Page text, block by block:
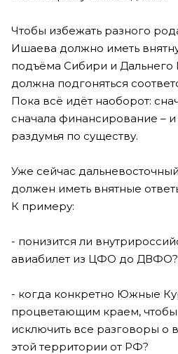
Чтобы избежать разного
Ишаева должно иметь
подъёма Сибири и Дальнего
должна подгоняться
Пока всё идёт наоборот:
сначала финансирование –
раздумья по существу.
Уже сейчас
должен иметь внятные
К примеру:
- понизится ли
авиабилет из ЦФО до ДВФО?
- когда конкретно Южные
процветающим краем, чтобы
исключить все разговоры о
этой территории от РФ?